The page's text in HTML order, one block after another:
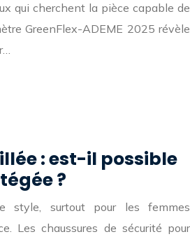
qui cherchent la pièce capable de
GreenFlex-ADEME 2025 révèle
: est-il possible
?
style, surtout pour les femmes
Les chaussures de sécurité pour